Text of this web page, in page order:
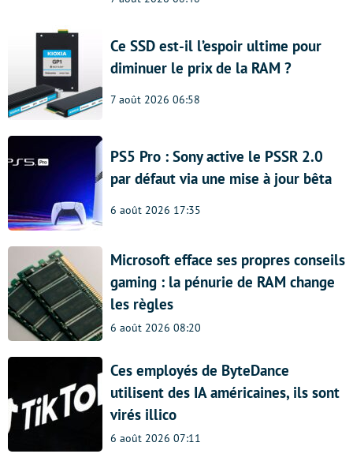
Ce SSD est-il l’espoir ultime pour
diminuer le prix de la RAM ?
7 août 2026 06:58
PS5 Pro : Sony active le PSSR 2.0
par défaut via une mise à jour bêta
6 août 2026 17:35
Microsoft efface ses propres conseils
gaming : la pénurie de RAM change
les règles
6 août 2026 08:20
Ces employés de ByteDance
utilisent des IA américaines, ils sont
virés illico
6 août 2026 07:11